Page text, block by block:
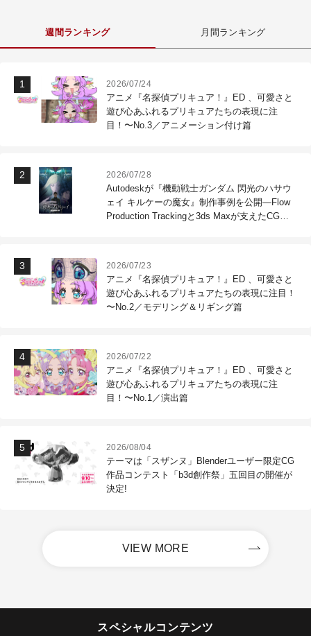
週間ランキング 月間ランキング
2026/07/24
アニメ『名探偵プリキュア！』ED 、可愛さと
遊び心あふれるプリキュアたちの表現に注
目！〜No.3／アニメーション付け篇
2026/07/28
Autodeskが『機動戦士ガンダム 閃光のハサウ
ェイ キルケーの魔女』制作事例を公開―Flow
Production Trackingと3ds Maxが支えたCG制
2026/07/23
アニメ『名探偵プリキュア！』ED 、可愛さと
遊び心あふれるプリキュアたちの表現に注目！
〜No.2／モデリング＆リギング篇
2026/07/22
アニメ『名探偵プリキュア！』ED 、可愛さと
遊び心あふれるプリキュアたちの表現に注
目！〜No.1／演出篇
2026/08/04
テーマは「スザンヌ」Blenderユーザー限定CG
作品コンテスト「b3d創作祭」五回目の開催が
決定!
VIEW MORE
スペシャルコンテンツ